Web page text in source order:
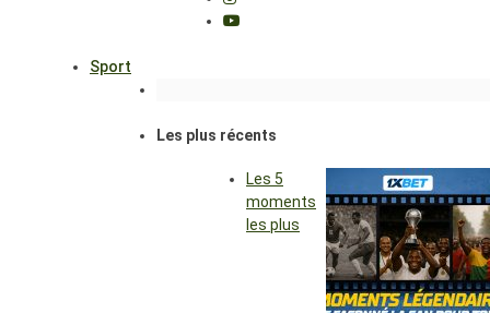
Sport
Les plus récents
Les 5
moments
les plus